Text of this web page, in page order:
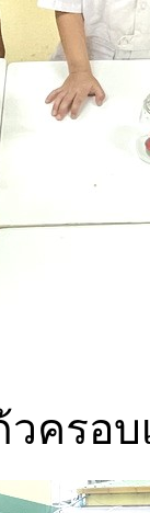
วครอ